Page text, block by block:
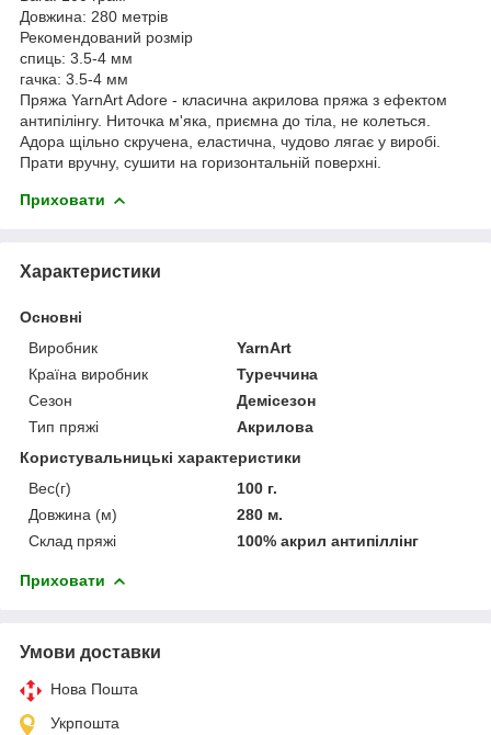
Довжина: 280 метрів
Рекомендований розмір
спиць: 3.5-4 мм
гачка: 3.5-4 мм
Пряжа YarnArt Adore - класична акрилова пряжа з ефектом
антипілінгу. Ниточка м'яка, приємна до тіла, не колеться.
Адора щільно скручена, еластична, чудово лягає у виробі.
Прати вручну, сушити на горизонтальній поверхні.
Приховати
Характеристики
Основні
Виробник
YarnArt
Країна виробник
Туреччина
Сезон
Демісезон
Тип пряжі
Акрилова
Користувальницькі характеристики
Вес(г)
100 г.
Довжина (м)
280 м.
Склад пряжі
100% акрил антипіллінг
Приховати
Умови доставки
Нова Пошта
Укрпошта